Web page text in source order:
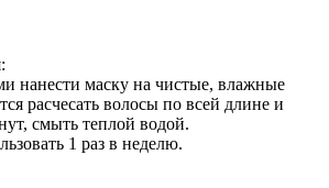
нанести маску на чистые, влажные
расчесать волосы по всей длине и
смыть теплой водой.
1 раз в неделю.